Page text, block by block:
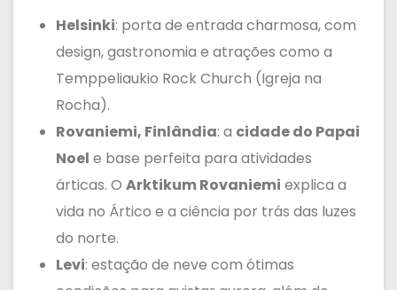
Helsinki: porta de entrada charmosa, com
design, gastronomia e atrações como a
Temppeliaukio Rock Church (Igreja na
Rocha).
Rovaniemi, Finlândia: a cidade do Papai
Noel e base perfeita para atividades
árticas. O Arktikum Rovaniemi explica a
vida no Ártico e a ciência por trás das luzes
do norte.
Levi: estação de neve com ótimas